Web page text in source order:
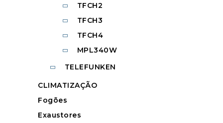
TFCH2
TFCH3
TFCH4
MPL340W
TELEFUNKEN
CLIMATIZAÇÃO
Fogões
Exaustores